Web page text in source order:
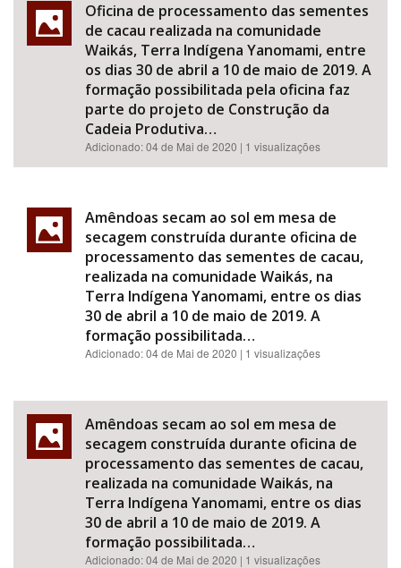
Oficina de processamento das sementes
de cacau realizada na comunidade
Waikás, Terra Indígena Yanomami, entre
os dias 30 de abril a 10 de maio de 2019. A
formação possibilitada pela oficina faz
parte do projeto de Construção da
Cadeia Produtiva…
Adicionado:04 de Mai de 2020 | 1 visualizações
Amêndoas secam ao sol em mesa de
secagem construída durante oficina de
processamento das sementes de cacau,
realizada na comunidade Waikás, na
Terra Indígena Yanomami, entre os dias
30 de abril a 10 de maio de 2019. A
formação possibilitada…
Adicionado:04 de Mai de 2020 | 1 visualizações
Amêndoas secam ao sol em mesa de
secagem construída durante oficina de
processamento das sementes de cacau,
realizada na comunidade Waikás, na
Terra Indígena Yanomami, entre os dias
30 de abril a 10 de maio de 2019. A
formação possibilitada…
Adicionado:04 de Mai de 2020 | 1 visualizações